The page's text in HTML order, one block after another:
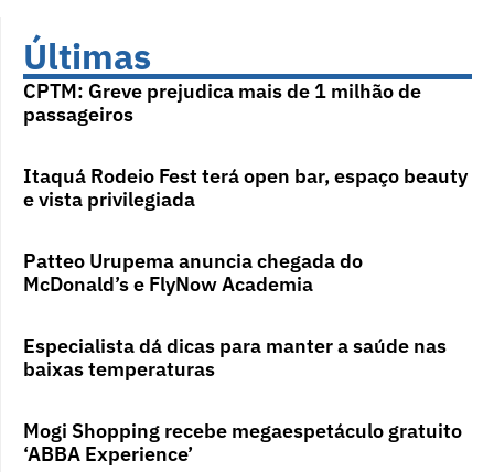
Últimas
CPTM: Greve prejudica mais de 1 milhão de
passageiros
Itaquá Rodeio Fest terá open bar, espaço beauty
e vista privilegiada
Patteo Urupema anuncia chegada do
McDonald’s e FlyNow Academia
Especialista dá dicas para manter a saúde nas
baixas temperaturas
Mogi Shopping recebe megaespetáculo gratuito
‘ABBA Experience’